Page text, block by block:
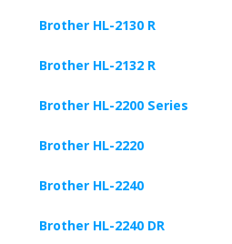
Brother HL-2130 R
Brother HL-2132 R
Brother HL-2200 Series
Brother HL-2220
Brother HL-2240
Brother HL-2240 DR